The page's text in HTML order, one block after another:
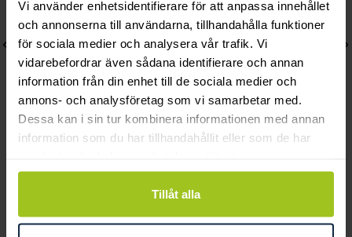
Vi använder enhetsidentifierare för att anpassa innehållet
och annonserna till användarna, tillhandahålla funktioner
för sociala medier och analysera vår trafik. Vi
vidarebefordrar även sådana identifierare och annan
information från din enhet till de sociala medier och
annons- och analysföretag som vi samarbetar med.
Dessa kan i sin tur kombinera informationen med annan
information som du har tillhandahållit eller som de har
Tillåt alla
Mini Lexington
C21500-8K rödguld
Pris
31 300 kr